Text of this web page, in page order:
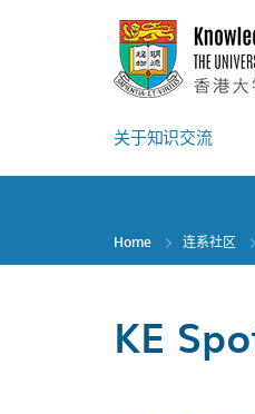
关于知识交流
Home 连系社区
KE